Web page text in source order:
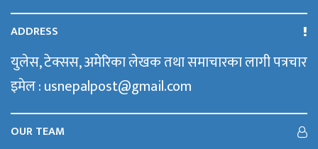
ADDRESS
युलेस, टेक्सस, अमेरिका लेखक तथा समाचारका लागी पत्रचार
इमेल : usnepalpost@gmail.com
OUR TEAM